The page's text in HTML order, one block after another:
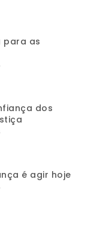
para as
dos
é agir hoje